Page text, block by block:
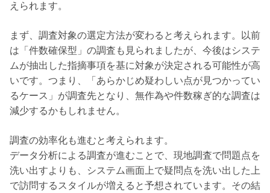
えられます。
まず、調査対象の選定方法が変わると考えられます。以前
は「件数確保型」の調査も見られましたが、今後はシステ
ムが抽出した指摘事項を基に対象が決定される可能性が高
いです。つまり、「あらかじめ疑わしい点が見つかってい
るケース」が調査先となり、 無作為や件数稼ぎ的な調査は
減少するかもしれません。
調査の効率化も進むと考えられます。
データ分析による調査が進むことで、現地調査で問題点を
洗い出すよりも、システム画面上で疑問点を洗い出した上
で訪問するスタイルが増えると予想されています。その結